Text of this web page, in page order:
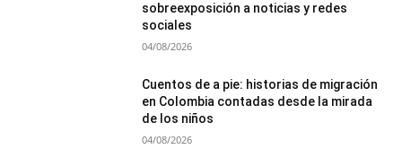
sobreexposición a noticias y redes
sociales
04/08/2026
Cuentos de a pie: historias de migración
en Colombia contadas desde la mirada
de los niños
04/08/2026